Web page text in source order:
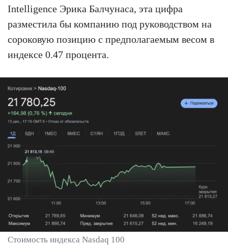
Intelligence Эрика Балчунаса, эта цифра
разместила бы компанию под руководством на
сороковую позицию с предполагаемым весом в
индексе 0.47 процента.
Стоимость индекса Nasdaq 100